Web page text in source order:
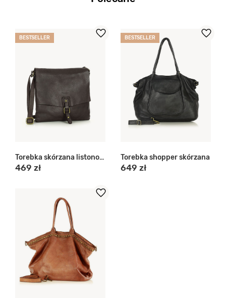
BESTSELLER
Torebka skórzana listonoszka
469 zł
BESTSELLER
Torebka shopper skórzana
649 zł